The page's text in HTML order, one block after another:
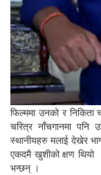
फिल्ममा उनको र
चरित्र नाँचगानमा
स्थानीयहरु मलाई देखेर
एकदमै खुशीको क्षण
भन्छन् ।